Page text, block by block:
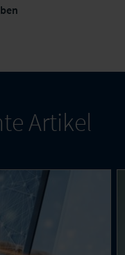
Artikel